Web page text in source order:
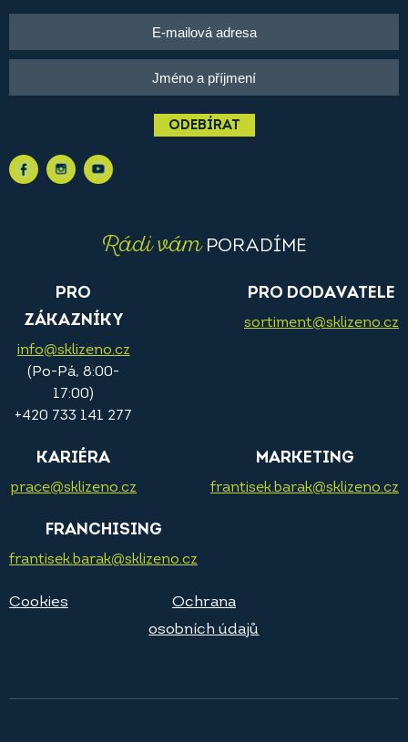
ODEBÍRAT
Rádi vámPORADÍME
PRO
ZÁKAZNÍKY
info@sklizeno.cz
(Po-Pá, 8:00-
17:00)
+420 733 141 277
PRO DODAVATELE
sortiment@sklizeno.cz
KARIÉRA
prace@sklizeno.cz
MARKETING
frantisek.barak@sklizeno.cz
FRANCHISING
frantisek.barak@sklizeno.cz
Cookies
Ochrana
osobních údajů